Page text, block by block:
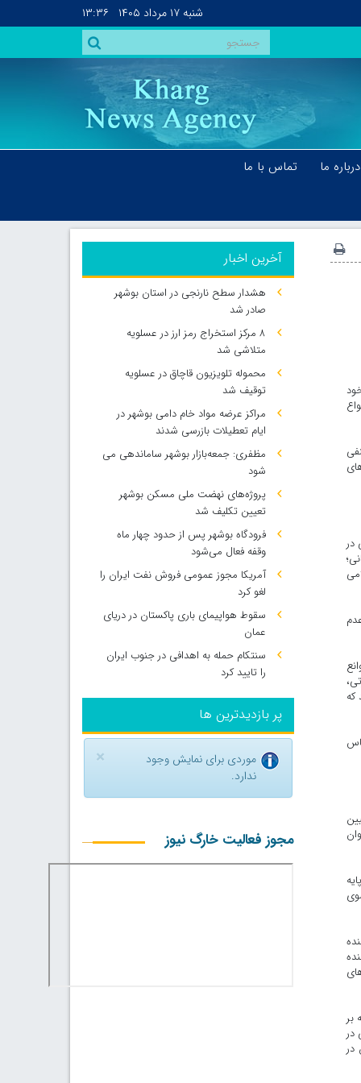
شنبه ۱۷ مرداد ۱۴۰۵ ۱۳:۳۶
درباره ما
تماس با ما
در
که
بر
در
آخرین اخبار
هشدار سطح نارنجی در استان بوشهر
صادر شد
۸ مرکز استخراج رمز ارز در عسلویه
متلاشی شد
محموله تلویزیون قاچاق در عسلویه
توقیف شد
مراکز عرضه مواد خام دامی بوشهر در
ایام تعطیلات بازرسی شدند
مظفری: جمعه‌بازار بوشهر ساماندهی می‌
شود
پروژه‌های نهضت ملی مسکن بوشهر
تعیین تکلیف شد
فرودگاه بوشهر پس از حدود چهار ماه
وقفه فعال می‌شود
آمریکا مجوز عمومی فروش نفت ایران را
لغو کرد
سقوط هواپیمای باری پاکستان در دریای
عمان
سنتکام حمله به اهدافی در جنوب ایران
را تایید کرد
پر بازدیدترین ها
×
موردی برای نمایش وجود
ندارد.
مجوز فعالیت خارگ نیوز